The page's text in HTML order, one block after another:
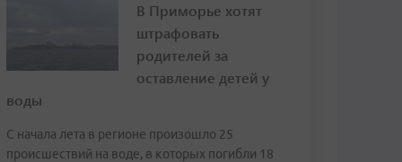
В Приморье хотят
штрафовать
родителей за
оставление детей у
воды
С начала лета в регионе произошло 25
происшествий на воде, в которых погибли 18